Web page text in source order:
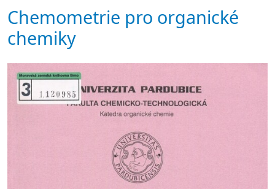
Chemometrie pro organické
chemiky